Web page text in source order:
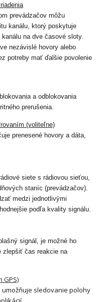
prevádzačov môžu
kanálu, ktorý poskytuje
na dve časové sloty.
nezávislé hovory alebo
potreby mať ďalšie povolenie
a odblokovania
prerušenia.
(voliteľne)
prenesené hovory a dáta,
siete s rádiovou sieťou,
staníc (prevádzačov).
medzi jednotlivými
podľa kvality signálu.
signál, je možné ho
zlepšiť čas reakcie na
GPS)
umožňuje sledovanie polohy